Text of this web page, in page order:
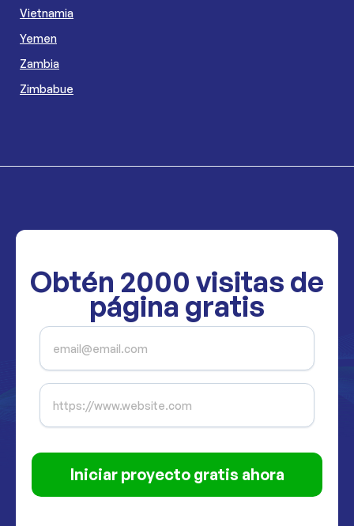
Vietnamia
Yemen
Zambia
Zimbabue
Obtén 2000 visitas de
página gratis
Iniciar proyecto gratis ahora